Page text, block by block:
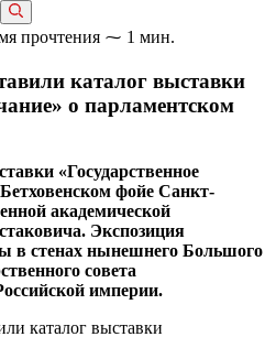
прочтения ⁓ 1 мин.
каталог выставки
о парламентском
«Государственное
фойе Санкт-
академической
Экспозиция
в стенах нынешнего Большого
совета
империи.